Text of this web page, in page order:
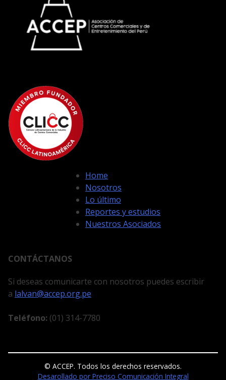
Home
Nosotros
Lo último
Reportes y estudios
Nuestros Asociados
CONTÁCTANOS
Si deseas comunicarte con nosotros puedes escribir
a lalvan@accep.org.pe
Teléfono: (01) 314-7780
© ACCEP. Todos los derechos reservados.
Desarollado por Preciso Comunicación Integral